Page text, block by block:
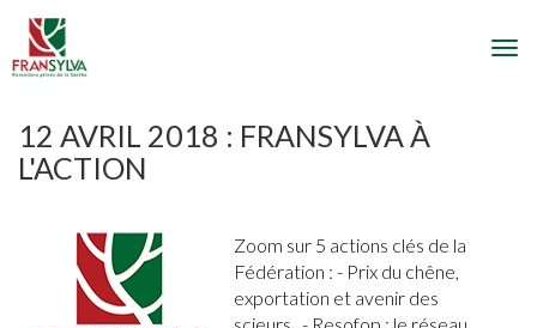
12 AVRIL 2018 : FRANSYLVA À
L'ACTION
Zoom sur 5 actions clés de la
Fédération : - Prix du chêne,
exportation et avenir des